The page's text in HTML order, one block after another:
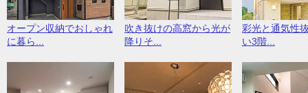
オープン収納でおしゃれ
に暮ら...
吹き抜けの高窓から光が
降りそ...
彩光と通気性
い3階...